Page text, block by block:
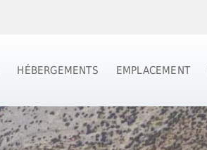
HÉBERGEMENTS EMPLACEMENT